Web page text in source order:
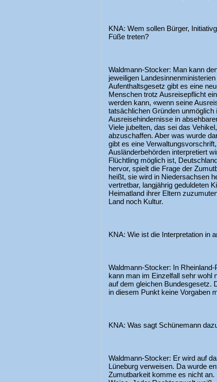
KNA: Wem sollen Bürger,
Füße treten?
Waldmann-Stocker: Man kann
jeweiligen
Aufenthaltsgesetz gibt es eine
Menschen trotz Ausreisepflicht
werden kann, «wenn seine
tatsächlichen Gründen
Ausreisehindernisse in
Viele jubelten, das sei das
abzuschaffen. Aber was wurde
gibt es eine
Ausländerbehörden interpretiert
Flüchtling möglich ist,
hervor, spielt die Frage der
heißt, sie wird in Niedersachsen
vertretbar, langjährig geduldeten
Heimatland ihrer Eltern
Land noch Kultur.
KNA: Wie ist die Interpretation in
Waldmann-Stocker: In
kann man im Einzelfall sehr wohl
auf dem gleichen Bundesgesetz.
in diesem Punkt keine Vorgaben
KNA: Was sagt Schünemann
Waldmann-Stocker: Er wird auf
Lüneburg verweisen. Da wurde
Zumutbarkeit komme es nicht